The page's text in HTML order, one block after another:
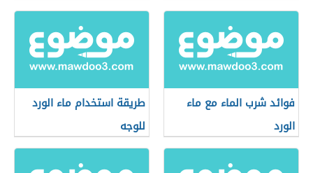
فوائد شرب الماء مع ماء
الورد
طريقة استخدام ماء الورد
للوجه